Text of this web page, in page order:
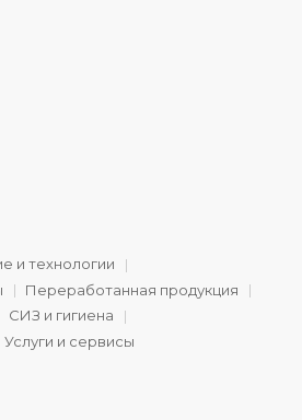
и технологии
Переработанная продукция
СИЗ и гигиена
Услуги и сервисы